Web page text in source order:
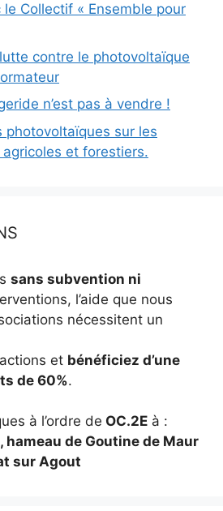
le Collectif « Ensemble pour
contre le photovoltaïque
n’est pas à vendre !
photovoltaïques sur les
et forestiers.
sans subvention ni
l’aide que nous
nécessitent un
et bénéficiez d’une
de 60%.
à l’ordre de OC.2E à :
hameau de Goutine de Maur
sur Agout